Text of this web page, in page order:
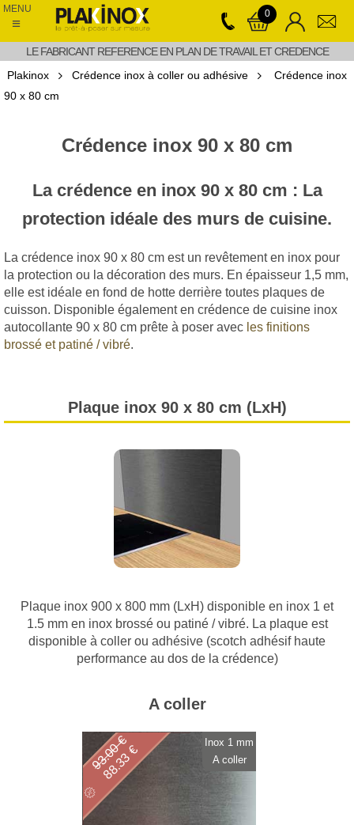
MENU 0
≡
LE FABRICANT REFERENCE EN PLAN DE TRAVAIL ET CREDENCE
Plakinox
Crédence inox à coller ou adhésive
Crédence inox
90 x 80 cm
Crédence inox 90 x 80 cm
La crédence en inox 90 x 80 cm : La
protection idéale des murs de cuisine.
La crédence inox 90 x 80 cm est un revêtement en inox pour
la protection ou la décoration des murs. En épaisseur 1,5 mm,
elle est idéale en fond de hotte derrière toutes plaques de
cuisson. Disponible également en crédence de cuisine inox
autocollante 90 x 80 cm prête à poser avec les finitions
brossé et patiné / vibré.
Plaque inox 90 x 80 cm (LxH)
Plaque inox 900 x 800 mm (LxH) disponible en inox 1 et
1.5 mm en inox brossé ou patiné / vibré. La plaque est
disponible à coller ou adhésive (scotch adhésif haute
performance au dos de la crédence)
A coller
88.33 €
93.00 €
Inox 1 mm
A coller